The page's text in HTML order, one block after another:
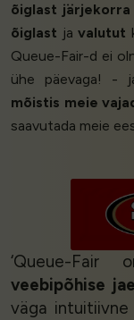
õiglast järjekorra
õiglast ja valutut
Queue-Fair-d ei
ühe päevaga! -
mõistis meie
saavutada meie
‘Queue-Fair
veebipõhise
väga